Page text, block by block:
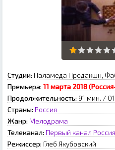
Студии: Паламеда Продакшн,
Премьера: 11 марта 2018
Продолжительность: 91 мин. /
Страны: Россия
Жанр: Мелодрама
Телеканал: Первый канал
Режиссер: Глеб Якубовский